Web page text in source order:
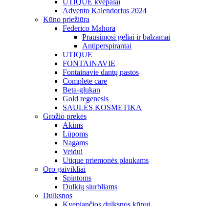
Advento Kalendorius 2024
Kūno priežiūra
Federico Mahora
Prausimosi geliai ir balzamai
Antiperspirantai
UTIQUE
FONTAINAVIE
Fontainavie dantų pastos
Complete care
Beta-glukan
Gold regenesis
SAULĖS KOSMETIKA
Grožio prekės
Akims
Lūpoms
Nagams
Veidui
Utique priemonės plaukams
Oro gaivikliai
Spintoms
Dulkių siurbliams
Dulksnos
Kvepiančios dulksnos kūnui